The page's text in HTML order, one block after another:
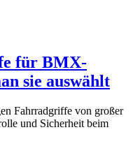
für BMX-
sie auswählt
Fahrradgriffe von großer
und Sicherheit beim